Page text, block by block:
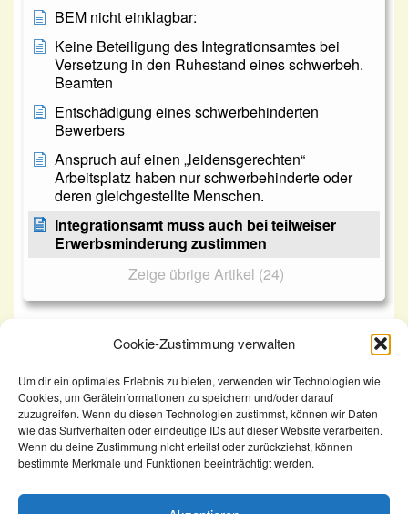
Cookie-Zustimmung verwalten
Um dir ein optimales Erlebnis zu bieten, verwenden wir Technologien wie
Cookies, um Geräteinformationen zu speichern und/oder darauf
zuzugreifen. Wenn du diesen Technologien zustimmst, können wir Daten
wie das Surfverhalten oder eindeutige IDs auf dieser Website verarbeiten.
Wenn du deine Zustimmung nicht erteilst oder zurückziehst, können
bestimmte Merkmale und Funktionen beeinträchtigt werden.
BEM nicht einklagbar:
Keine Beteiligung des Integrationsamtes bei
Versetzung in den Ruhestand eines schwerbeh.
Beamten
Entschädigung eines schwerbehinderten
Bewerbers
Anspruch auf einen „leidensgerechten“
Arbeitsplatz haben nur schwerbehinderte oder
deren gleichgestellte Menschen.
Integrationsamt muss auch bei teilweiser
Erwerbsminderung zustimmen
Zeige übrige Artikel (24)
KomSem
Integrationsamt muss auch bei teilweiser
Erwerbsminderung zustimmen